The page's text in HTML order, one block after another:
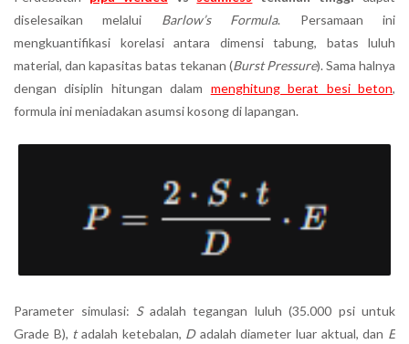
diselesaikan melalui Barlow’s Formula. Persamaan ini
mengkuantifikasi korelasi antara dimensi tabung, batas luluh
material, dan kapasitas batas tekanan (Burst Pressure). Sama halnya
dengan disiplin hitungan dalam menghitung berat besi beton,
formula ini meniadakan asumsi kosong di lapangan.
Parameter simulasi: Sadalah tegangan luluh (35.000 psi untuk
Grade B), tadalah ketebalan, Dadalah diameter luar aktual, dan E